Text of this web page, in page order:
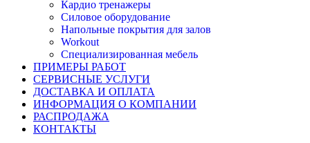
Кардио тренажеры
Силовое оборудование
Напольные покрытия для залов
Workout
Специализированная мебель
ПРИМЕРЫ РАБОТ
СЕРВИСНЫЕ УСЛУГИ
ДОСТАВКА И ОПЛАТА
ИНФОРМАЦИЯ О КОМПАНИИ
РАСПРОДАЖА
КОНТАКТЫ